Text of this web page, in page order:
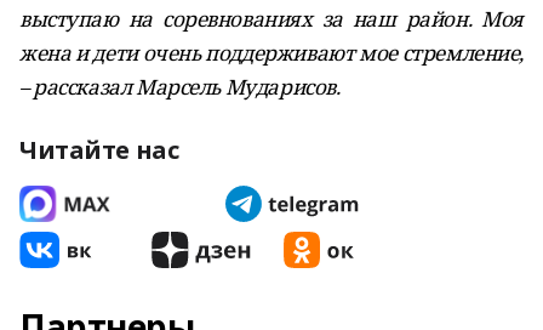
выступаю на соревнованиях за наш район. Моя
жена и дети очень поддерживают мое стремление,
– рассказал Марсель Мударисов.
Читайте нас